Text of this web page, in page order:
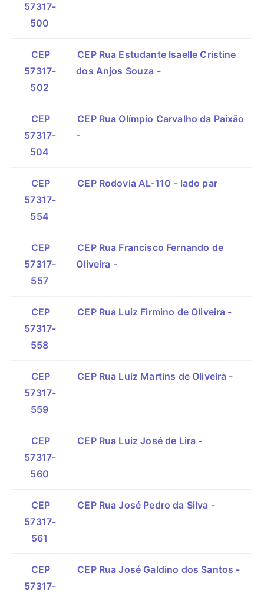
57317-
500
CEP
57317-
502
CEP Rua Estudante Isaelle Cristine
dos Anjos Souza -
CEP
57317-
504
CEP Rua Olímpio Carvalho da Paixão
-
CEP
57317-
554
CEP Rodovia AL-110 - lado par
CEP
57317-
557
CEP Rua Francisco Fernando de
Oliveira -
CEP
57317-
558
CEP Rua Luiz Firmino de Oliveira -
CEP
57317-
559
CEP Rua Luiz Martins de Oliveira -
CEP
57317-
560
CEP Rua Luiz José de Lira -
CEP
57317-
561
CEP Rua José Pedro da Silva -
CEP
57317-
CEP Rua José Galdino dos Santos -